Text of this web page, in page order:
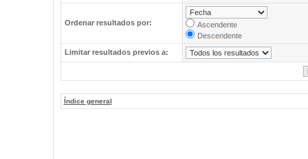
Ordenar resultados por:
Ascendente
Descendente
Limitar resultados previos a:
Índice general